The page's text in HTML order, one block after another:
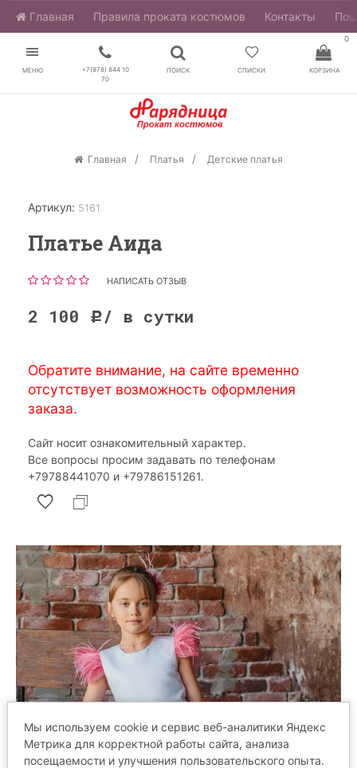
Главная ​Правила проката костюмов Контакты
МЕНЮ
+7(978) 844 10
70
ПОИСК СПИСКИ
0
КОРЗИНА
Главная Платья Детские платья
Артикул: 5161
Платье Аида
НАПИСАТЬ ОТЗЫВ
2 100 Р / в сутки
Обратите внимание, на сайте временно
отсутствует возможность оформления
заказа.
Сайт носит ознакомительный характер.
Все вопросы просим задавать по телефонам
‎+79788441070 и ‎+79786151261.
Мы используем cookie и сервис веб-аналитики Яндекс
Метрика для корректной работы сайта, анализа
посещаемости и улучшения пользовательского опыта.